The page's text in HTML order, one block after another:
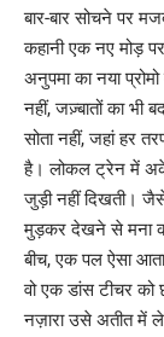
बार-बार सोचने पर
कहानी एक नए मोड़
अनुपमा का नया
नहीं, जज़्बातों का भी
सोता नहीं, जहां हर
है। लोकल ट्रेन में
जुड़ी नहीं दिखती।
मुड़कर देखने से मना
बीच, एक पल ऐसा
वो एक डांस टीचर को
नज़ारा उसे अतीत में ले